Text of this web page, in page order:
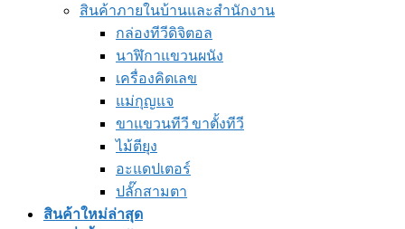
สินค้าภายในบ้านและสำนักงาน
กล่องทีวีดิจิตอล
นาฬิกาแขวนผนัง
เครื่องคิดเลข
แม่กุญแจ
ขาแขวนทีวี ขาตั้งทีวี
ไม้ตียุง
อะแดปเตอร์
ปลั๊กสามตา
สินค้าใหม่ล่าสุด